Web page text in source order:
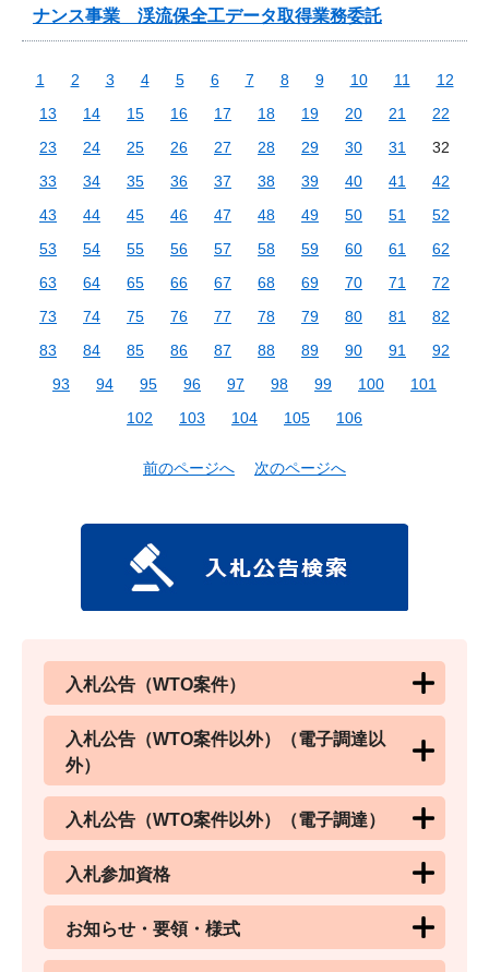
ナンス事業 渓流保全工データ取得業務委託
1 2 3 4 5 6 7 8 9 10 11
12
13
14 15 16 17 18 19 20 21
22
23
24 25 26 27 28 29 30 31
32
33
34 35 36 37 38 39 40 41
42
43
44 45 46 47 48 49 50 51
52
53
54 55 56 57 58 59 60 61
62
63
64 65 66 67 68 69 70 71
72
73
74 75 76 77 78 79 80 81
82
83
84 85 86 87 88 89 90 91
92
93
94 95 96 97 98 99 100
101
102
103 104 105 106
前のページへ 次のページへ
入札公告（WTO案件）
入札公告（WTO案件以外）（電子調達以
外）
入札公告（WTO案件以外）（電子調達）
入札参加資格
お知らせ・要領・様式